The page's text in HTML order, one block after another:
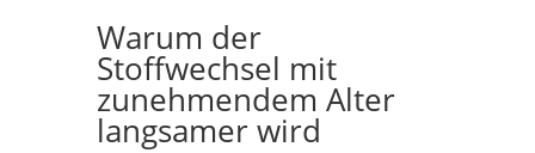
Warum der
Stoffwechsel mit
zunehmendem Alter
langsamer wird